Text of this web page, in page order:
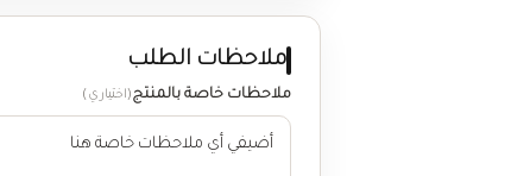
ملاحظات الطلب
ملاحظات خاصة بالمنتج(اختياري)